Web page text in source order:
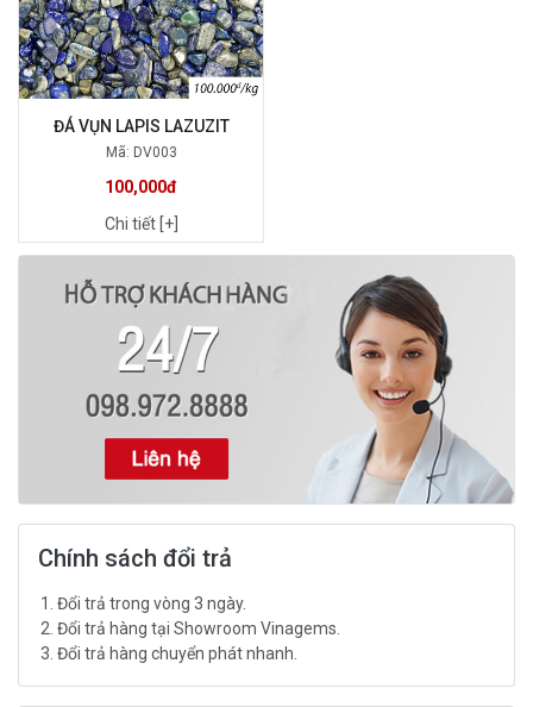
ĐÁ VỤN LAPIS LAZUZIT
Mã: DV003
100,000đ
Chi tiết [+]
Chính sách đổi trả
Đổi trả trong vòng 3 ngày.
Đổi trả hàng tại Showroom Vinagems.
Đổi trả hàng chuyển phát nhanh.